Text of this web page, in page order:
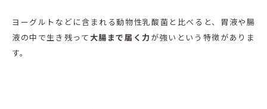
ヨーグルトなどに含まれる動物性乳酸菌と比べると、胃液や腸
液の中で生き残って 大腸まで届く力 が強いという特徴がありま
す。